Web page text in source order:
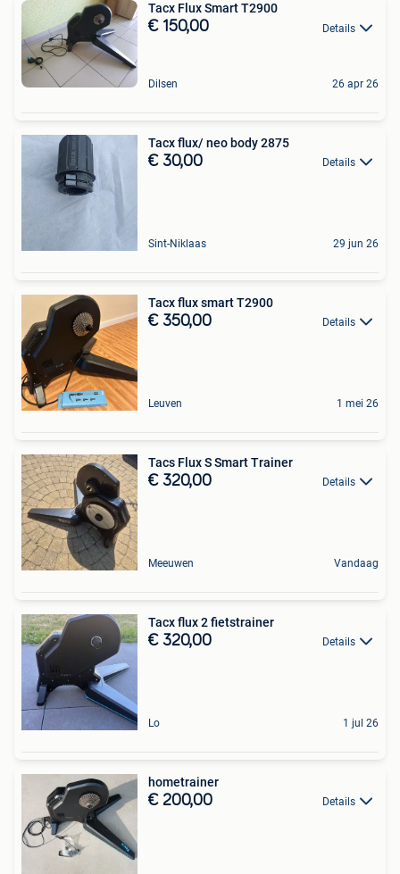
Tacx Flux Smart T2900
€ 150,00 Details
Dilsen 26 apr 26
Tacx flux/ neo body 2875
€ 30,00 Details
Sint-Niklaas 29 jun 26
Tacx flux smart T2900
€ 350,00 Details
Leuven 1 mei 26
Tacs Flux S Smart Trainer
€ 320,00 Details
Meeuwen Vandaag
Tacx flux 2 fietstrainer
€ 320,00 Details
Lo 1 jul 26
hometrainer
€ 200,00 Details